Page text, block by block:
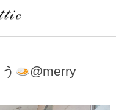
@merry